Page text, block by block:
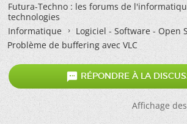
Futura-Techno : les forums de
technologies
Informatique
Logiciel - Software - Open
Problème de buffering avec VLC
 RÉPONDRE À LA
Affichage